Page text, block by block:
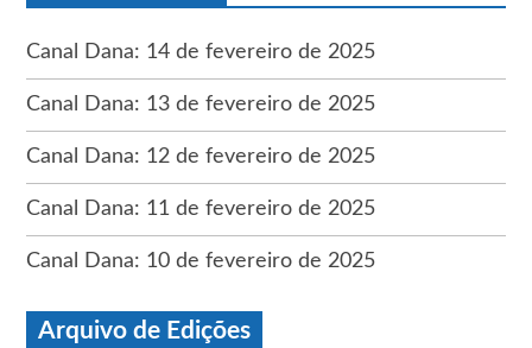
Canal Dana: 14 de fevereiro de 2025
Canal Dana: 13 de fevereiro de 2025
Canal Dana: 12 de fevereiro de 2025
Canal Dana: 11 de fevereiro de 2025
Canal Dana: 10 de fevereiro de 2025
Arquivo de Edições